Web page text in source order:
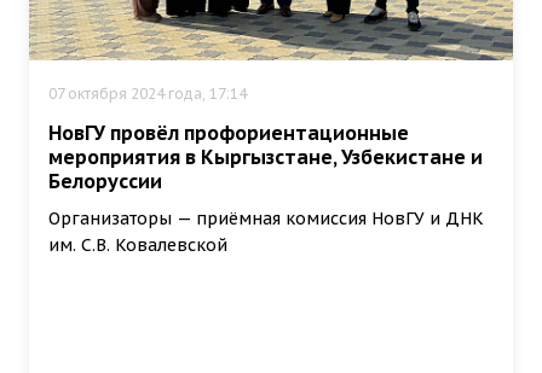
07 октября 2024 года, 17:14
НовГУ провёл профориентационные
мероприятия в Кыргызстане, Узбекистане и
Белоруссии
Организаторы — приёмная комиссия НовГУ и ДНК
им. С.В. Ковалевской